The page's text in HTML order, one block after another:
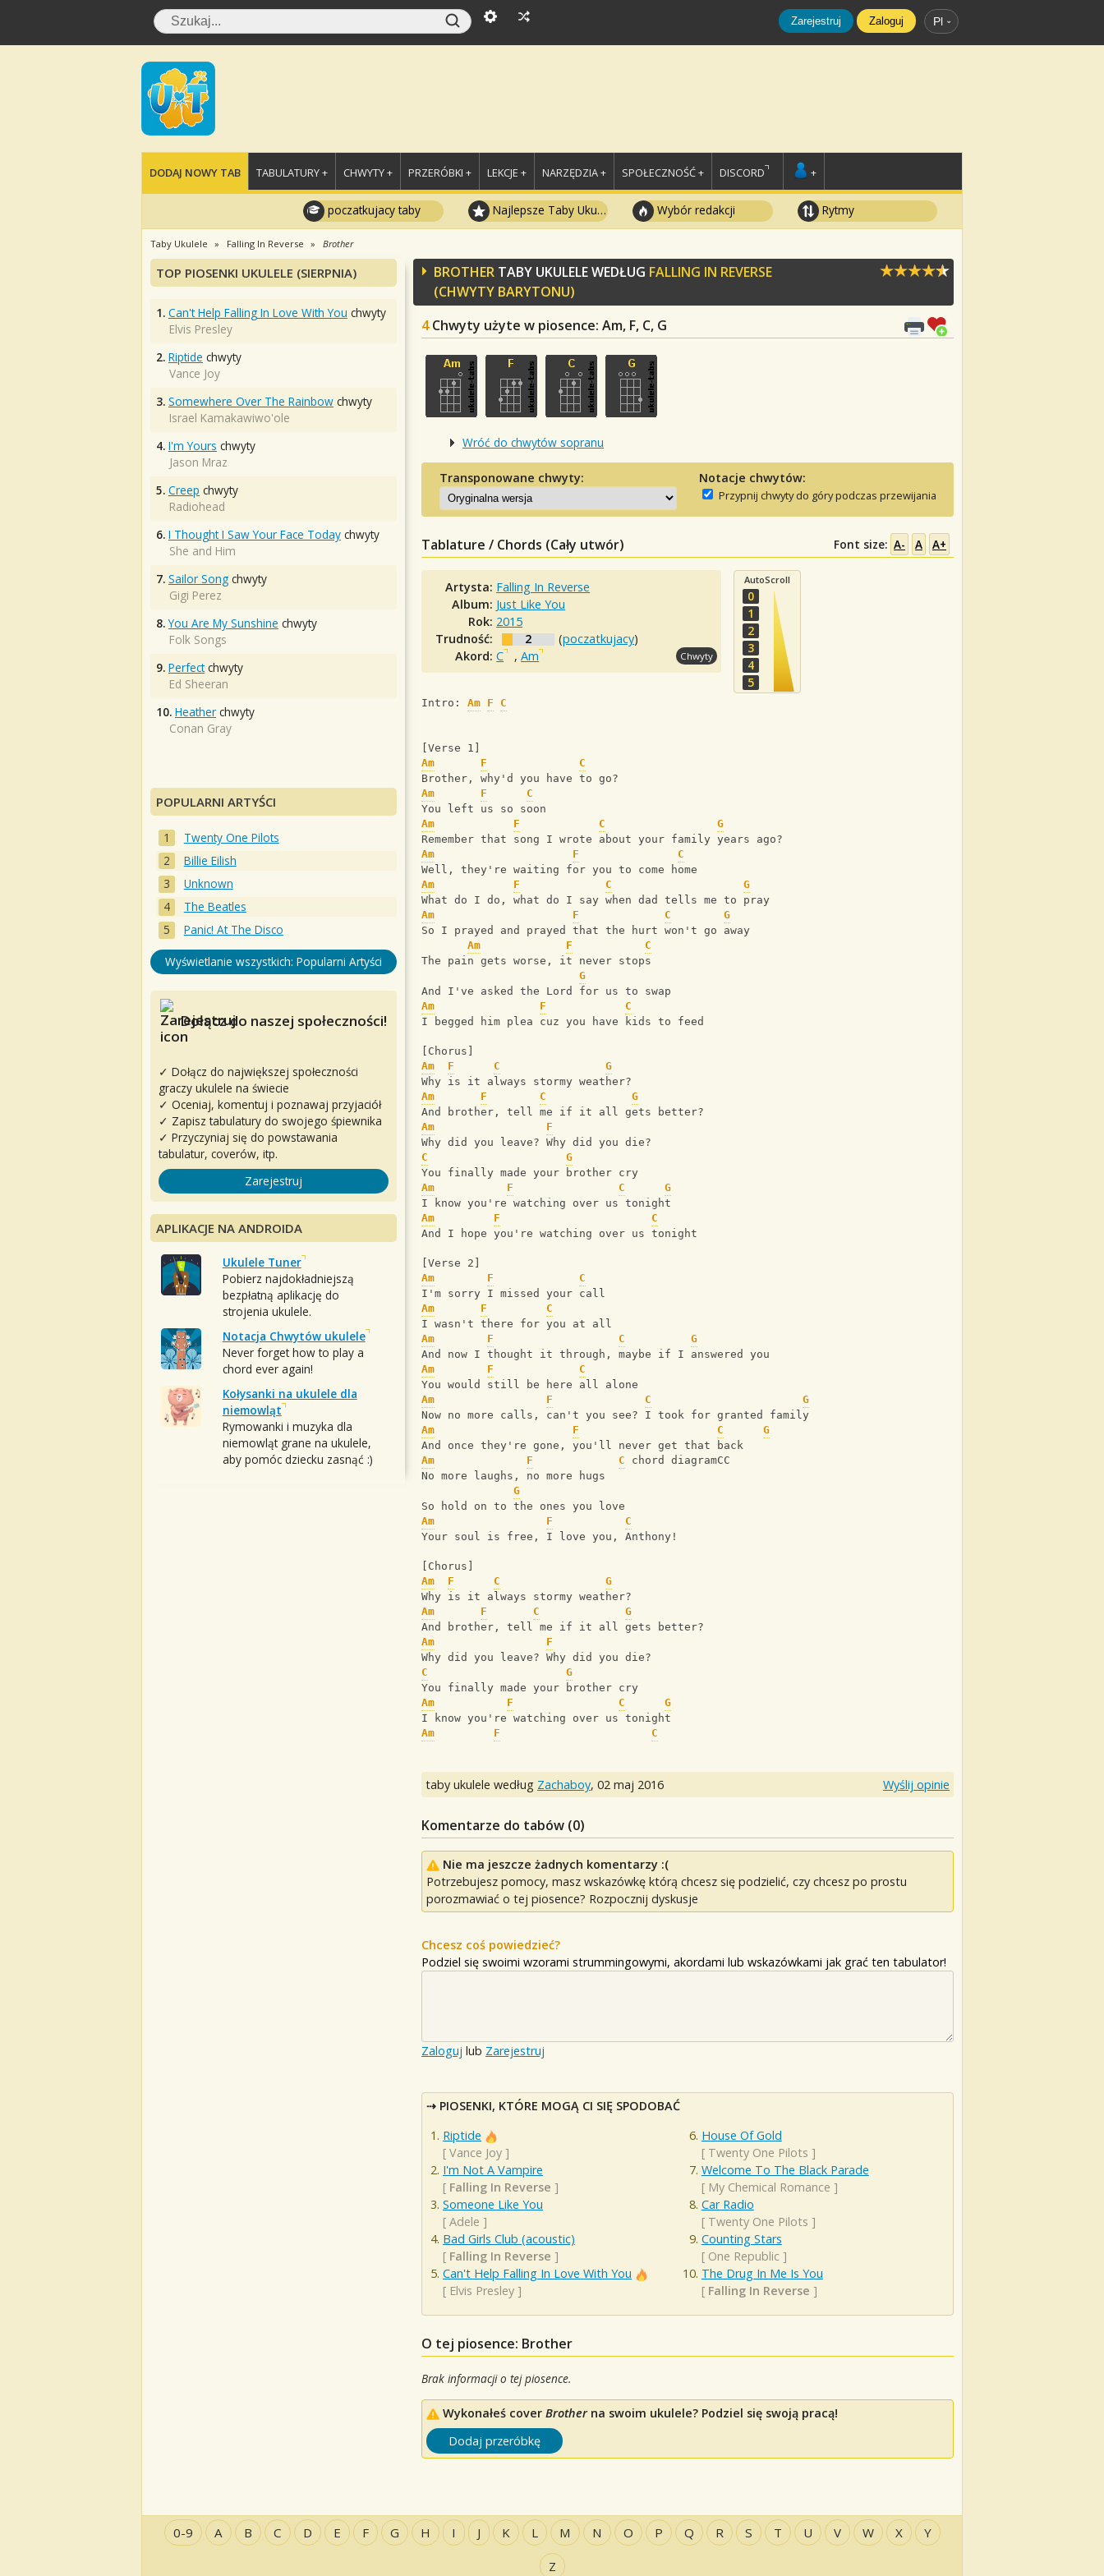
Zarejestruj Zaloguj Pl
DODAJ NOWY TAB TABULATURY + CHWYTY + PRZERÓBKI + LEKCJE + NARZĘDZIA + SPOŁECZNOŚĆ + DISCORD +
poczatkujacy taby Najlepsze Taby Ukulele Wybór redakcji Rytmy
Taby Ukulele Falling In Reverse Brother
BROTHER TABY UKULELE WEDŁUG FALLING IN REVERSE
(CHWYTY BARYTONU)
4 Chwyty użyte w piosence: Am, F, C, G
Wróć do chwytów sopranu
Transponowane chwyty: Notacje chwytów:
Przypnij chwyty do góry podczas przewijania
Tablature / Chords (Cały utwór) Font size: A- A A+
Artysta: Falling In Reverse
Album: Just Like You
Rok: 2015
Trudność:
2 (poczatkujacy)
Akord:C ,Am Chwyty
AutoScroll
0
1
2
3
4
5
Intro: Am F C
[Verse 1]
Am
F
C
Brother, why'd you have to go?
Am
F
C
You left us so soon
Am
F C
G
Remember that song I wrote about your family years ago?
Am
F
C
Well, they're waiting for you to come home
Am
F C
G
What do I do, what do I say when dad tells me to pray
Am
F C
G
So I prayed and prayed that the hurt won't go away
Am
F
C
The pain gets worse, it never stops
G
And I've asked the Lord for us to swap
Am
F
C
I begged him plea cuz you have kids to feed
[Chorus]
Am
F C
G
Why is it always stormy weather?
Am
F C
G
And brother, tell me if it all gets better?
Am
F
Why did you leave? Why did you die?
C
G
You finally made your brother cry
Am
F C
G
I know you're watching over us tonight
Am
F
C
And I hope you're watching over us tonight
[Verse 2]
Am
F
C
I'm sorry I missed your call
Am
F
C
I wasn't there for you at all
Am
F C
G
And now I thought it through, maybe if I answered you
Am
F
C
You would still be here all alone
Am
F C
G
Now no more calls, can't you see? I took for granted family
Am
F C
G
And once they're gone, you'll never get that back
Am
F C chord diagramCC
No more laughs, no more hugs
G
So hold on to the ones you love
Am
F
C
Your soul is free, I love you, Anthony!
[Chorus]
Am
F C
G
Why is it always stormy weather?
Am
F C
G
And brother, tell me if it all gets better?
Am
F
Why did you leave? Why did you die?
C
G
You finally made your brother cry
Am
F C
G
I know you're watching over us tonight
Am
F C
taby ukulele według Zachaboy, 02 maj 2016 Wyślij opinie
Komentarze do tabów (0)
Nie ma jeszcze żadnych komentarzy :(
Potrzebujesz pomocy, masz wskazówkę którą chcesz się podzielić, czy chcesz po prostu
porozmawiać o tej piosence? Rozpocznij dyskusje
Chcesz coś powiedzieć?
Podziel się swoimi wzorami strummingowymi, akordami lub wskazówkami jak grać ten tabulator!
Zaloguj lub Zarejestruj
PIOSENKI, KTÓRE MOGĄ CI SIĘ SPODOBAĆ
Riptide
[ Vance Joy ]
I'm Not A Vampire
[ Falling In Reverse ]
Someone Like You
[ Adele ]
Bad Girls Club (acoustic)
[ Falling In Reverse ]
Can't Help Falling In Love With You
[ Elvis Presley ]
House Of Gold
[ Twenty One Pilots ]
Welcome To The Black Parade
[ My Chemical Romance ]
Car Radio
[ Twenty One Pilots ]
Counting Stars
[ One Republic ]
The Drug In Me Is You
[ Falling In Reverse ]
O tej piosence: Brother
Brak informacji o tej piosence.
Wykonałeś cover Brotherna swoim ukulele? Podziel się swoją pracą!
Dodaj przeróbkę
TOP PIOSENKI UKULELE (SIERPNIA)
1. Can't Help Falling In Love With You chwyty
Elvis Presley
2. Riptide chwyty
Vance Joy
3. Somewhere Over The Rainbow chwyty
Israel Kamakawiwo'ole
4. I'm Yours chwyty
Jason Mraz
5. Creep chwyty
Radiohead
6. I Thought I Saw Your Face Today chwyty
She and Him
7. Sailor Song chwyty
Gigi Perez
8. You Are My Sunshine chwyty
Folk Songs
9. Perfectchwyty
Ed Sheeran
10. Heather chwyty
Conan Gray
POPULARNI ARTYŚCI
Twenty One Pilots
Billie Eilish
Unknown
The Beatles
Panic! At The Disco
Wyświetlanie wszystkich: Popularni Artyści
Dołącz do naszej społeczności!
✓ Dołącz do największej społeczności
graczy ukulele na świecie
✓ Oceniaj, komentuj i poznawaj przyjaciół
✓ Zapisz tabulatury do swojego śpiewnika
✓ Przyczyniaj się do powstawania
tabulatur, coverów, itp.
Zarejestruj
APLIKACJE NA ANDROIDA
Ukulele Tuner
Pobierz najdokładniejszą
bezpłatną aplikację do
strojenia ukulele.
Notacja Chwytów ukulele
Never forget how to play a
chord ever again!
Kołysanki na ukulele dla
niemowląt
Rymowanki i muzyka dla
niemowląt grane na ukulele,
aby pomóc dziecku zasnąć :)
0-9 A B C D E F G H I J K L M N O P Q R S T U V W X Y
Z